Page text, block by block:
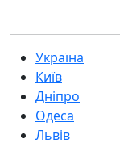
Україна
Київ
Дніпро
Одеса
Львів